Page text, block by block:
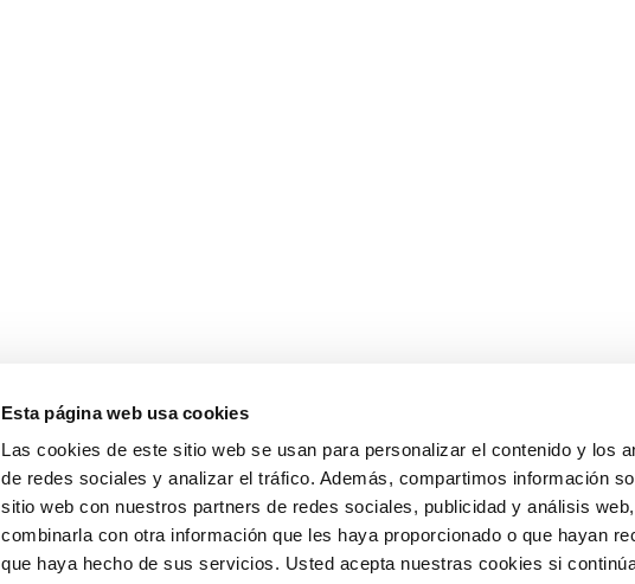
Esta página web usa cookies
Las cookies de este sitio web se usan para personalizar el contenido y los
de redes sociales y analizar el tráfico. Además, compartimos información
sitio web con nuestros partners de redes sociales, publicidad y análisis
combinarla con otra información que les haya proporcionado o que hayan
que haya hecho de sus servicios. Usted acepta nuestras cookies si